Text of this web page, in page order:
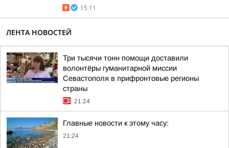
15:11
ЛЕНТА НОВОСТЕЙ
Три тысячи тонн помощи доставили
волонтёры гуманитарной миссии
Севастополя в прифронтовые регионы
страны
21:24
Главные новости к этому часу:
21:24